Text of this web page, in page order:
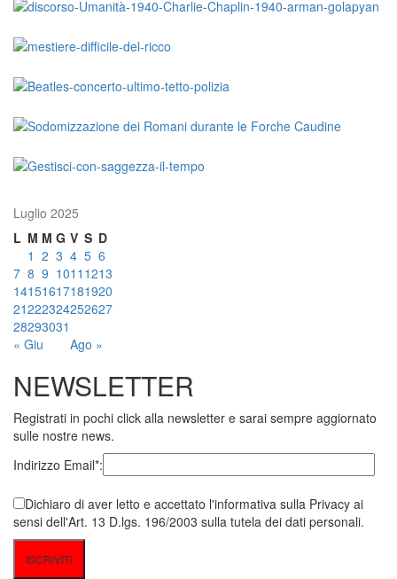
Luglio 2025
L M M G V S D
« Giu Ago »
1 2 3 4 5 6
7 8 9 1011 1213
14151617181920
21222324252627
28293031
NEWSLETTER
Registrati in pochi click alla newsletter e sarai sempre aggiornato
sulle nostre news.
Indirizzo Email*:
Dichiaro di aver letto e accettato l'informativa sulla Privacy ai
sensi dell'Art. 13 D.lgs. 196/2003 sulla tutela dei dati personali.